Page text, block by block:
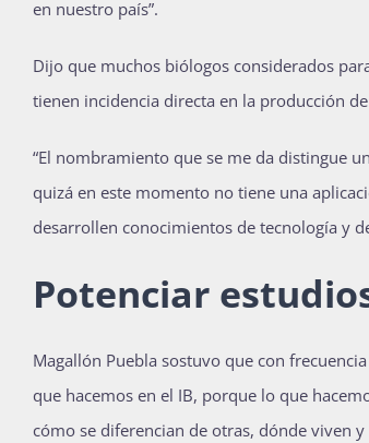
en nuestro país”.
Dijo que muchos biólogos considerados
tienen incidencia directa en la producción
“El nombramiento que se me da distingue
quizá en este momento no tiene una
desarrollen conocimientos de tecnología y
Potenciar
Magallón Puebla sostuvo que con
que hacemos en el IB, porque lo que
cómo se diferencian de otras, dónde viven